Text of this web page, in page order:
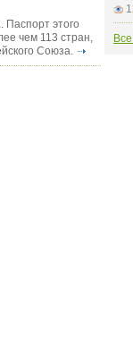
Паспорт этого
чем 113 стран,
Союза.